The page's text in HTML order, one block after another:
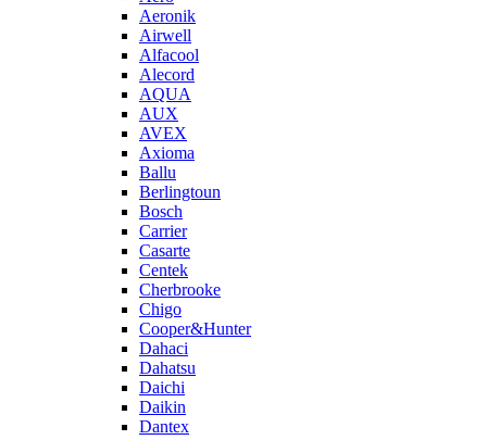
Aeronik
Airwell
Alfacool
Alecord
AQUA
AUX
AVEX
Axioma
Ballu
Berlingtoun
Bosch
Carrier
Casarte
Centek
Cherbrooke
Chigo
Cooper&Hunter
Dahaci
Dahatsu
Daichi
Daikin
Dantex